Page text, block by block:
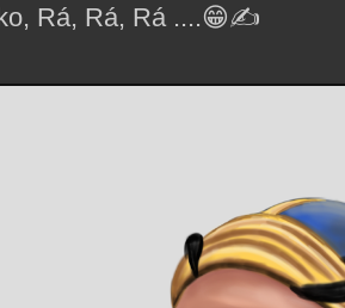
Rá, Rá, Rá ....😁✍